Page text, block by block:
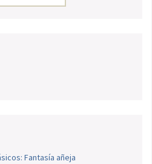
Fantasía añeja